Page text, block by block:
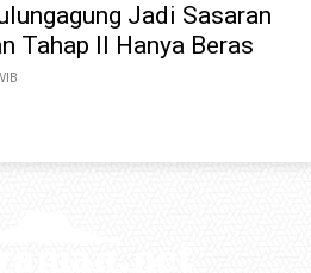
Jadi Sasaran
Tahap II Hanya Beras